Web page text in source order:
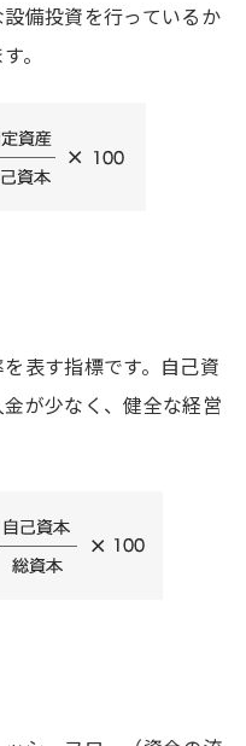
備投資を行っているか
。
表す指標です。自己資
が少なく、健全な経営